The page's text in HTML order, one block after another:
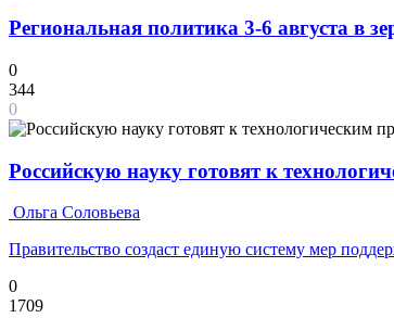
Региональная политика 3-6 августа в
0
344
0
Российскую науку готовят к
Ольга Соловьева
Правительство создаст единую систему мер
0
1709